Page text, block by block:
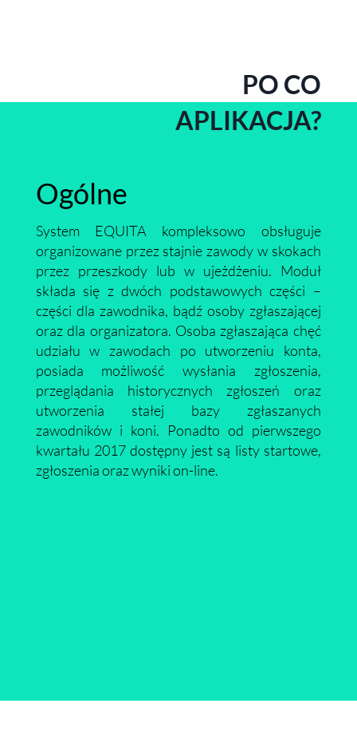
PO CO
APLIKACJA?
Ogólne
System EQUITA kompleksowo obsługuje
organizowane przez stajnie zawody w skokach
przez przeszkody lub w ujeżdżeniu. Moduł
składa się z dwóch podstawowych części –
części dla zawodnika, bądź osoby zgłaszającej
oraz dla organizatora. Osoba zgłaszająca chęć
udziału w zawodach po utworzeniu konta,
posiada możliwość wysłania zgłoszenia,
przeglądania historycznych zgłoszeń oraz
utworzenia stałej bazy zgłaszanych
zawodników i koni. Ponadto od pierwszego
kwartału 2017 dostępny jest są listy startowe,
zgłoszenia oraz wyniki on-line.